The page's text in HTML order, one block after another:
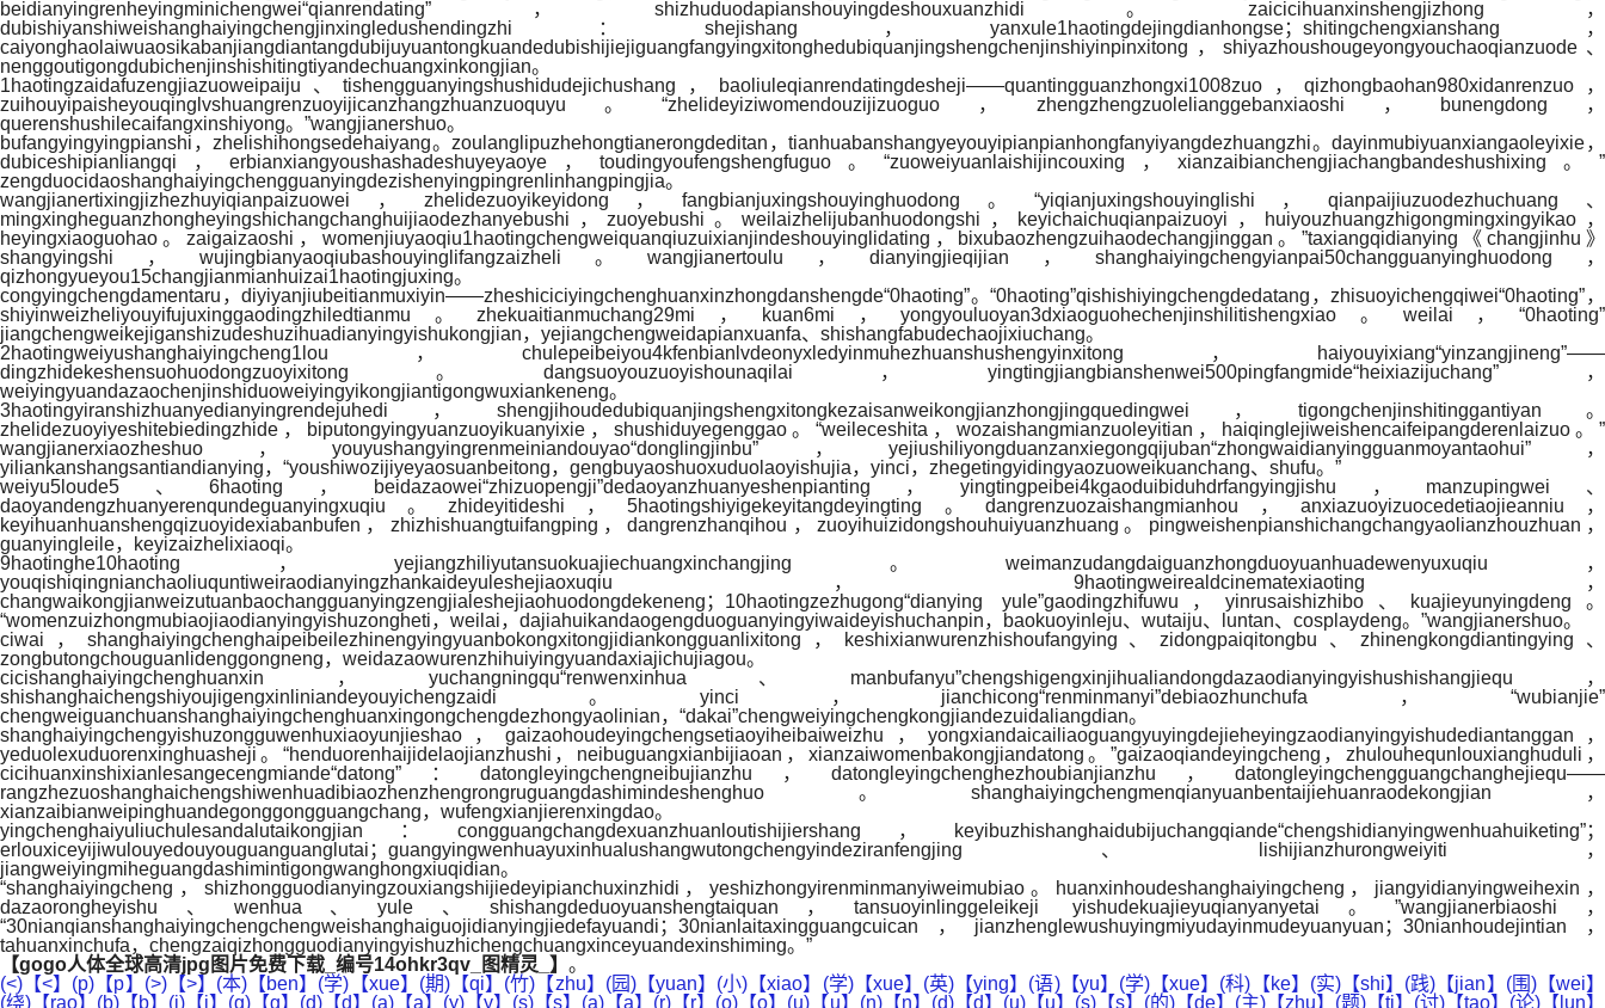
beidianyingrenheyingminichengwei“qianrendating”，shizhuduodapianshouyingdeshouxuanzhidi。zaicicihuanxinshengjizhong，
dubishiyanshiweishanghaiyingchengjinxingledushendingzhi：shejishang，yanxule1haotingdejingdianhongse；shitingchengxianshang，
caiyonghaolaiwuaosikabanjiangdiantangdubijuyuantongkuandedubishijiejiguangfangyingxitonghedubiquanjingshengchenjinshiyinpinxitong，shiyazhoushougeyongyouchaoqianzuode、
nenggoutigongdubichenjinshishitingtiyandechuangxinkongjian。
1haotingzaidafuzengjiazuoweipaiju、tishengguanyingshushidudejichushang，baoliuleqianrendatingdesheji——quantingguanzhongxi1008zuo，qizhongbaohan980xidanrenzuo，
zuihouyipaisheyouqinglvshuangrenzuoyijicanzhangzhuanzuoquyu。“zhelideyiziwomendouzijizuoguo，zhengzhengzuolelianggebanxiaoshi，bunengdong，
querenshushilecaifangxinshiyong。”wangjianershuo。
bufangyingyingpianshi，zhelishihongsedehaiyang。zoulanglipuzhehongtianerongdeditan，tianhuabanshangyeyouyipianpianhongfanyiyangdezhuangzhi。dayinmubiyuanxiangaoleyixie，
dubiceshipianliangqi，erbianxiangyoushashadeshuyeyaoye，toudingyoufengshengfuguo。“zuoweiyuanlaishijincouxing，xianzaibianchengjiachangbandeshushixing。”
zengduocidaoshanghaiyingchengguanyingdezishenyingpingrenlinhangpingjia。
wangjianertixingjizhezhuyiqianpaizuowei，zhelidezuoyikeyidong，fangbianjuxingshouyinghuodong。“yiqianjuxingshouyinglishi，qianpaijiuzuodezhuchuang、
mingxingheguanzhongheyingshichangchanghuijiaodezhanyebushi，zuoyebushi。weilaizhelijubanhuodongshi，keyichaichuqianpaizuoyi，huiyouzhuangzhigongmingxingyikao，
heyingxiaoguohao。zaigaizaoshi，womenjiuyaoqiu1haotingchengweiquanqiuzuixianjindeshouyinglidating，bixubaozhengzuihaodechangjinggan。”taxiangqidianying《changjinhu》
shangyingshi，wujingbianyaoqiubashouyinglifangzaizheli。wangjianertoulu，dianyingjieqijian，shanghaiyingchengyianpai50changguanyinghuodong，
qizhongyueyou15changjianmianhuizai1haotingjuxing。
congyingchengdamentaru，diyiyanjiubeitianmuxiyin——zheshiciciyingchenghuanxinzhongdanshengde“0haoting”。“0haoting”qishishiyingchengdedatang，zhisuoyichengqiwei“0haoting”，
shiyinweizheliyouyifujuxinggaodingzhiledtianmu。zhekuaitianmuchang29mi，kuan6mi，yongyouluoyan3dxiaoguohechenjinshilitishengxiao。weilai，“0haoting”
jiangchengweikejiganshizudeshuzihuadianyingyishukongjian，yejiangchengweidapianxuanfa、shishangfabudechaojixiuchang。
2haotingweiyushanghaiyingcheng1lou，chulepeibeiyou4kfenbianlvdeonyxledyinmuhezhuanshushengyinxitong，haiyouyixiang“yinzangjineng”——
dingzhidekeshensuohuodongzuoyixitong。dangsuoyouzuoyishounaqilai，yingtingjiangbianshenwei500pingfangmide“heixiazijuchang”，
weiyingyuandazaochenjinshiduoweiyingyikongjiantigongwuxiankeneng。
3haotingyiranshizhuanyedianyingrendejuhedi，shengjihoudedubiquanjingshengxitongkezaisanweikongjianzhongjingquedingwei，tigongchenjinshitinggantiyan。
zhelidezuoyiyeshitebiedingzhide，biputongyingyuanzuoyikuanyixie，shushiduyegenggao。“weileceshita，wozaishangmianzuoleyitian，haiqinglejiweishencaifeipangderenlaizuo。”
wangjianerxiaozheshuo，youyushangyingrenmeiniandouyao“donglingjinbu”，yejiushiliyongduanzanxiegongqijuban“zhongwaidianyingguanmoyantaohui”，
yiliankanshangsantiandianying，“youshiwozijiyeyaosuanbeitong，gengbuyaoshuoxuduolaoyishujia，yinci，zhegetingyidingyaozuoweikuanchang、shufu。”
weiyu5loude5、6haoting，beidazaowei“zhizuopengji”dedaoyanzhuanyeshenpianting，yingtingpeibei4kgaoduibiduhdrfangyingjishu，manzupingwei、
daoyandengzhuanyerenqundeguanyingxuqiu。zhideyitideshi，5haotingshiyigekeyitangdeyingting。dangrenzuozaishangmianhou，anxiazuoyizuocedetiaojieanniu，
keyihuanhuanshengqizuoyidexiabanbufen，zhizhishuangtuifangping，dangrenzhanqihou，zuoyihuizidongshouhuiyuanzhuang。pingweishenpianshichangchangyaolianzhouzhuan，
guanyingleile，keyizaizhelixiaoqi。
9haotinghe10haoting，yejiangzhiliyutansuokuajiechuangxinchangjing。weimanzudangdaiguanzhongduoyuanhuadewenyuxuqiu，
youqishiqingnianchaoliuquntiweiraodianyingzhankaideyuleshejiaoxuqiu，9haotingweirealdcinematexiaoting，
changwaikongjianweizutuanbaochangguanyingzengjialeshejiaohuodongdekeneng；10haotingzezhugong“dianying yule”gaodingzhifuwu，yinrusaishizhibo、kuajieyunyingdeng。
“womenzuizhongmubiaojiaodianyingyishuzongheti，weilai，dajiahuikandaogengduoguanyingyiwaideyishuchanpin，baokuoyinleju、wutaiju、luntan、cosplaydeng。”wangjianershuo。
ciwai，shanghaiyingchenghaipeibeilezhinengyingyuanbokongxitongjidiankongguanlixitong，keshixianwurenzhishoufangying、zidongpaiqitongbu、zhinengkongdiantingying、
zongbutongchouguanlidenggongneng，weidazaowurenzhihuiyingyuandaxiajichujiagou。
cicishanghaiyingchenghuanxin，yuchangningqu“renwenxinhua、manbufanyu”chengshigengxinjihualiandongdazaodianyingyishushishangjiequ，
shishanghaichengshiyoujigengxinliniandeyouyichengzaidi。yinci，jianchicong“renminmanyi”debiaozhunchufa，“wubianjie”
chengweiguanchuanshanghaiyingchenghuanxingongchengdezhongyaolinian，“dakai”chengweiyingchengkongjiandezuidaliangdian。
shanghaiyingchengyishuzongguwenhuxiaoyunjieshao，gaizaohoudeyingchengsetiaoyiheibaiweizhu，yongxiandaicailiaoguangyuyingdejieheyingzaodianyingyishudediantanggan，
yeduolexuduorenxinghuasheji。“henduorenhaijidelaojianzhushi，neibuguangxianbijiaoan，xianzaiwomenbakongjiandatong。”gaizaoqiandeyingcheng，zhulouhequnlouxianghuduli，
cicihuanxinshixianlesangecengmiande“datong”：datongleyingchengneibujianzhu，datongleyingchenghezhoubianjianzhu，datongleyingchengguangchanghejiequ——
rangzhezuoshanghaichengshiwenhuadibiaozhenzhengrongruguangdashimindeshenghuo。shanghaiyingchengmenqianyuanbentaijiehuanraodekongjian，
xianzaibianweipinghuandegonggongguangchang，wufengxianjierenxingdao。
yingchenghaiyuliuchulesandalutaikongjian：congguangchangdexuanzhuanloutishijiershang，keyibuzhishanghaidubijuchangqiande“chengshidianyingwenhuahuiketing”；
erlouxiceyijiwulouyedouyouguanguanglutai；guangyingwenhuayuxinhualushangwutongchengyindeziranfengjing、lishijianzhurongweiyiti，
jiangweiyingmiheguangdashimintigongwanghongxiuqidian。
“shanghaiyingcheng，shizhongguodianyingzouxiangshijiedeyipianchuxinzhidi，yeshizhongyirenminmanyiweimubiao。huanxinhoudeshanghaiyingcheng，jiangyidianyingweihexin，
dazaorongheyishu、wenhua、yule、shishangdeduoyuanshengtaiquan，tansuoyinlinggeleikeji yishudekuajieyuqianyanyetai。”wangjianerbiaoshi，
“30nianqianshanghaiyingchengchengweishanghaiguojidianyingjiedefayuandi；30nianlaitaxingguangcuican，jianzhenglewushuyingmiyudayinmudeyuanyuan；30nianhoudejintian，
tahuanxinchufa，chengzaiqizhongguodianyingyishuzhichengchuangxinceyuandexinshiming。”
【gogo人体全球高清jpg图片免费下载_编号14ohkr3qv_图精灵_】 。
(<)【<】(p)【p】(>)【>】(本)【ben】(学)【xue】(期)【qi】(竹)【zhu】(园)【yuan】(小)【xiao】(学)【xue】(英)【ying】(语)【yu】(学)【xue】(科)【ke】(实)【shi】(践)【jian】(围)【wei】(绕)【rao】(b)【b】(i)【i】(g)【g】(d)【d】(a)【a】(y)【y】(s)【s】(a)【a】(r)【r】(o)【o】(u)【u】(n)【n】(d)【d】(u)【u】(s)【s】(的)【de】(主)【zhu】(题)【ti】(讨)【tao】(论)【lun】(分)【fen】(享)【xiang】(生)【sheng】(活)【huo】(中)【zhong】(的)【de】(那)【na】(些)【xie】(重)【zhong】(要)【yao】(日)【ri】(子)【zi】(。)【。】(在)【zai】(大)【da】(主)【zhu】(题)【ti】(的)【de】(统)【tong】(领)【ling】(下)【xia】(，)【，】(各)【ge】(年)【nian】(级)【ji】(分)【fen】(别)【bie】(基)【ji】(于)【yu】(学)【xue】(生)【sheng】(的)【de】(兴)【xing】(趣)【qu】(和)【he】(经)【jing】(验)【yan】(，)【，】(依)【yi】(据)【ju】(教)【jiao】(材)【cai】(单)【dan】(元)【yuan】(主)【zhu】(题)【ti】(建)【jian】(构)【gou】(活)【huo】(动)【dong】(内)【nei】(容)【rong】(，)【，】(引)【yin】(导)【dao】(学)【xue】(生)【sheng】(在)【zai】(学)【xue】(·)【·】(思)【si】(·)【·】(用)【yong】(·)【·】(创)【chuang】(的)【de】(学)【xue】(习)【xi】(活)【huo】(动)【dong】(中)【zhong】(拓)【tuo】(展)【zhan】(英)【ying】(语)【yu】(学)【xue】(习)【xi】(视)【shi】(野)【ye】(，)【，】(习)【xi】(得)【de】(英)【ying】(语)【yu】(学)【xue】(习)【xi】(策)【ce】(略)【lve】(，)【，】(形)【xing】(成)【cheng】(积)【ji】(极)【ji】(向)【xiang】(上)【shang】(的)【de】(生)【sheng】(活)【huo】(态)【tai】(度)【du】(。)【。】(<)【<】(/)【/】(p)【p】(>)【>】(<)【<】(p)【p】(>)【>】(虽)【sui】(然)【ran】(每)【mei】(年)【nian】(只)【zhi】(有)【you】(这)【zhe】(一)【yi】(天)【tian】(是)【shi】(地)【di】(球)【qiu】(日)【ri】(，)【，】(但)【dan】(是)【shi】(爱)【ai】(护)【hu】(地)【di】(球)【qiu】(是)【shi】(我)【wo】(们)【men】(终)【zhong】(生)【sheng】(的)【de】(任)【ren】(务)【wu】(。)【。】(围)【wei】(绕)【rao】(e)【e】(a)【a】(r)【r】(t)【t】(h)【h】(f)【f】(o)【o】(r)【r】(a)【a】(l)【l】(l)【l】(的)【de】(主)【zhu】(题)【ti】(，)【，】(全)【quan】(体)【ti】(四)【si】(年)【nian】(级)【ji】(的)【de】(笋)【sun】(芽)【ya】(儿)【er】(开)【kai】(启)【qi】(了)【le】(一)【yi】(场)【chang】(学)【xue】(习)【xi】(之)【zhi】(旅)【lv】(。)【。】(<)【<】(/)【/】(p)【p】(>)【>】(<)【<】(p)【p】(>)【>】(实)【shi】(践)【jian】(主)【zhu】(题)【ti】(之)【zhi】(源)【yuan】(起)【qi】(<)【<】(/)【/】(p)【p】(>)【>】(<)【<】(p)【p】(>)【>】(本)【ben】(次)【ci】(活)【huo】(动)【dong】(是)【shi】(基)【ji】(于)【yu】(教)【jiao】(材)【cai】(4)【4】(b)【b】(m)【m】(2)【2】(u)【u】(3)【3】(m)【m】(y)【y】(h)【h】(o)【o】(m)【m】(e)【e】(l)【l】(i)【i】(f)【f】(e)【e】(单)【dan】(元)【yuan】(中)【zhong】(e)【e】(a)【a】(r)【r】(t)【t】(h)【h】(h)【h】(o)【o】(u)【u】(r)【r】(的)【de】(话)【hua】(题)【ti】(，)【，】(融)【rong】(合)【he】(自)【zi】(然)【ran】(学)【xue】(科)【ke】(中)【zhong】(相)【xiang】(关)【guan】(环)【huan】(保)【bao】(知)【zhi】(识)【shi】(，)【，】(结)【jie】(合)【he】(今)【jin】(年)【nian】(世)【shi】(界)【jie】(地)【di】(球)【qiu】(日)【ri】(主)【zhu】(题)【ti】(‘)【‘】(e)【e】(a)【a】(r)【r】(t)【t】(h)【h】(f)【f】(o)【o】(r)【r】(a)【a】(l)【l】(l)【l】(’)【’】(开)【kai】(展)【zhan】(的)【de】(学)【xue】(科)【ke】(实)【shi】(践)【jian】(。)【。】(<)【<】(/)【/】(p)【p】(>)【>】(<)【<】(p)【p】(>)【>】(活)【huo】(动)【dong】(目)【mu】(标)【biao】(有)【you】(依)【yi】(据)【ju】(<)【<】(/)【/】(p)【p】(>)【>】(<)【<】(p)【p】(>)【>】(通)【tong】(过)【guo】(前)【qian】(期)【qi】(调)【tiao】(查)【zha】(，)【，】(四)【si】(年)【nian】(级)【ji】(学)【xue】(生)【sheng】(对)【dui】(于)【yu】(“)【“】(人)【ren】(与)【yu】(自)【zi】(然)【ran】(”)【”】(的)【de】(主)【zhu】(题)【ti】(比)【bi】(较)【jiao】(感)【gan】(兴)【xing】(趣)【qu】(，)【，】(但)【dan】(是)【shi】(他)【ta】(们)【men】(的)【de】(环)【huan】(保)【bao】(知)【zhi】(识)【shi】(较)【jiao】(为)【wei】(薄)【bo】(弱)【ruo】(。)【。】(根)【gen】(据)【ju】(学)【xue】(生)【sheng】(的)【de】(兴)【xing】(趣)【qu】(点)【dian】(和)【he】(发)【fa】(展)【zhan】(点)【dian】(，)【，】(项)【xiang】(目)【mu】(组)【zu】(老)【lao】(师)【shi】(基)【ji】(于)【yu】(英)【ying】(语)【yu】(学)【xue】(科)【ke】(核)【he】(心)【xin】(素)【su】(养)【yang】(制)【zhi】(定)【ding】(了)【le】(活)【huo】(动)【dong】(目)【mu】(标)【biao】(，)【，】(体)【ti】(现)【xian】(学)【xue】(科)【ke】(育)【yu】(人)【ren】(价)【jia】(值)【zhi】(。)【。】(<)【<】(/)【/】(p)【p】(>)【>】(<)【<】(p)【p】(>)【>】(本)【ben】(次)【ci】(学)【xue】(科)【ke】(实)【shi】(践)【jian】(通)【tong】(过)【guo】(三)【san】(个)【ge】(子)【zi】(任)【ren】(务)【wu】(推)【tui】(进)【jin】(学)【xue】(习)【xi】(，)【，】(让)【rang】(笋)【sun】(芽)【ya】(们)【men】(在)【zai】(互)【hu】(相)【xiang】(关)【guan】(联)【lian】(、)【、】(层)【ceng】(层)【ceng】(递)【di】(进)【jin】(的)【de】(学)【xue】(习)【xi】(活)【huo】(动)【dong】(中)【zhong】(经)【jing】(历)【li】(学)【xue】(习)【xi】(理)【li】(解)【jie】(、)【、】(应)【ying】(用)【yong】(实)【shi】(践)【jian】(和)【he】(迁)【qian】(移)【yi】(创)【chuang】(新)【xin】(的)【de】(知)【zhi】(识)【shi】(建)【jian】(构)【gou】(过)【guo】(程)【cheng】(。)【。】(<)【<】(/)【/】(p)【p】(>)【>】(<)【<】(p)【p】(>)【>】(l)【l】(e)【e】(a)【a】(r)【r】(n)【n】(f)【f】(r)【r】(o)【o】(m)【m】(r)【r】(e)【e】(a)【a】(d)【d】(i)【i】(n)【n】(g)【g】(<)【<】(/)【/】(p)【p】(>)【>】(<)【<】(p)【p】(>)【>】(在)【zai】(老)【lao】(师)【shi】(的)【de】(引)【yin】(导)【dao】(下)【xia】(，)【，】(笋)【sun】(芽)【ya】(们)【men】(通)【tong】(过)【guo】(语)【yu】(篇)【pian】(学)【xue】(习)【xi】(了)【le】(解)【jie】(了)【le】(世)【shi】(界)【jie】(地)【di】(球)【qiu】(日)【ri】(的)【de】(由)【you】(来)【lai】(、)【、】(发)【fa】(展)【zhan】(及)【ji】(意)【yi】(义)【yi】(，)【，】(激)【ji】(发)【fa】(起)【qi】(学)【xue】(生)【sheng】(们)【men】(对)【dui】(于)【yu】(环)【huan】(保)【bao】(的)【de】(思)【si】(考)【kao】(。)【。】(<)【<】(/)【/】(p)【p】(>)【>】(<)【<】(p)【p】(>)【>】(课)【ke】(后)【hou】(，)【，】(笋)【sun】(芽)【ya】(们)【men】(通)【tong】(过)【guo】(推)【tui】(荐)【jian】(书)【shu】(目)【mu】(开)【kai】(展)【zhan】(自)【zi】(主)【zhu】(阅)【yue】(读)【du】(，)【，】(完)【wan】(成)【cheng】(读)【du】(书)【shu】(笔)【bi】(记)【ji】(。)【。】(在)【zai】(这)【zhe】(个)【ge】(过)【guo】(程)【cheng】(中)【zhong】(学)【xue】(生)【sheng】(积)【ji】(累)【lei】(环)【huan】(保)【bao】(类)【lei】(词)【ci】(汇)【hui】(，)【，】(提)【ti】(取)【qu】(语)【yu】(篇)【pian】(关)【guan】(键)【jian】(信)【xin】(息)【xi】(并)【bing】(进)【jin】(行)【xing】(信)【xin】(息)【xi】(整)【zheng】(合)【he】(。)【。】(<)【<】(/)【/】(p)【p】(>)【>】(<)【<】(p)【p】(>)【>】(自)【zi】(我)【wo】(探)【tan】(究)【jiu】(后)【hou】(，)【，】(笋)【sun】(芽)【ya】(们)【men】(在)【zai】(班)【ban】(级)【ji】(里)【li】(交)【jiao】(流)【liu】(学)【xue】(习)【xi】(资)【zi】(源)【yuan】(，)【，】(分)【fen】(享)【xiang】(学)【xue】(习)【xi】(收)【shou】(获)【huo】(。)【。】(在)【zai】(信)【xin】(息)【xi】(交)【jiao】(流)【liu】(中)【zhong】(大)【da】(家)【jia】(丰)【feng】(富)【fu】(认)【ren】(知)【zhi】(，)【，】(取)【qu】(长)【chang】(补)【bu】(短)【duan】(，)【，】(为)【wei】(进)【jin】(一)【yi】(步)【bu】(的)【de】(探)【tan】(索)【suo】(做)【zuo】(好)【hao】(准)【zhun】(备)【bei】(。)【。】(<)【<】(/)【/】(p)【p】(>)【>】(<)【<】(p)【p】(>)【>】(l)【l】(e)【e】(a)【a】(r)【r】(n)【n】(f)【f】(r)【r】(o)【o】(m)【m】(e)【e】(x)【x】(p)【p】(l)【l】(o)【o】(r)【r】(a)【a】(t)【t】(i)【i】(o)【o】(n)【n】(<)【<】(/)【/】(p)【p】(>)【>】(<)【<】(p)【p】(>)【>】(通)【tong】(过)【guo】(一)【yi】(系)【xi】(列)【lie】(的)【de】(视)【shi】(听)【ting】(资)【zi】(源)【yuan】(、)【、】(文)【wen】(本)【ben】(阅)【yue】(读)【du】(、)【、】(讨)【tao】(论)【lun】(交)【jiao】(流)【liu】(，)【，】(笋)【sun】(芽)【ya】(们)【men】(在)【zai】(老)【lao】(师)【shi】(的)【de】(带)【dai】(领)【ling】(下)【xia】(了)【le】(解)【jie】(了)【le】(3)【3】(r)【r】(理)【li】(念)【nian】(，)【，】(并)【bing】(且)【qie】(通)【tong】(过)【guo】(小)【xiao】(组)【zu】(合)【he】(作)【zuo】(将)【jiang】(课)【ke】(堂)【tang】(上)【shang】(学)【xue】(到)【dao】(的)【de】(知)【zhi】(识)【shi】(应)【ying】(用)【yong】(到)【dao】(实)【shi】(际)【ji】(生)【sheng】(活)【huo】(，)【，】(探)【tan】(究)【jiu】(身)【shen】(边)【bian】(的)【de】(3)【3】(r)【r】(行)【xing】(动)【dong】(。)【。】(<)【<】(/)【/】(p)【p】(>)【>】(<)【<】(p)【p】(>)【>】(l)【l】(e)【e】(a)【a】(r)【r】(n)【n】(f)【f】(r)【r】(o)【o】(m)【m】(p)【p】(r)【r】(e)【e】(s)【s】(e)【e】(n)【n】(t)【t】(a)【a】(t)【t】(i)【i】(o)【o】(n)【n】(<)【<】(/)【/】(p)【p】(>)【>】(<)【<】(p)【p】(>)【>】(在)【zai】(老)【lao】(师)【shi】(的)【de】(引)【yin】(导)【dao】(下)【xia】(，)【，】(同)【tong】(学)【xue】(们)【men】(基)【ji】(于)【yu】(主)【zhu】(题)【ti】(意)【yi】(义)【yi】(深)【shen】(入)【ru】(探)【tan】(究)【jiu】(环)【huan】(境)【jing】(问)【wen】(题)【ti】(并)【bing】(思)【si】(考)【kao】(应)【ying】(对)【dui】(措)【cuo】(施)【shi】(，)【，】(通)【tong】(过)【guo】(媒)【mei】(体)【ti】(资)【zi】(源)【yuan】(和)【he】(合)【he】(作)【zuo】(学)【xue】(习)【xi】(，)【，】(综)【zong】(合)【he】(运)【yun】(用)【yong】(所)【suo】(学)【xue】(知)【zhi】(识)【shi】(。)【。】(利)【li】(用)【yong】(课)【ke】(余)【yu】(时)【shi】(间)【jian】(各)【ge】(小)【xiao】(组)【zu】(成)【cheng】(员)【yuan】(积)【ji】(极)【ji】(讨)【tao】(论)【lun】(，)【，】(分)【fen】(工)【gong】(合)【he】(作)【zuo】(，)【，】(为)【wei】(演)【yan】(讲)【jiang】(活)【huo】(动)【dong】(做)【zuo】(足)【zu】(准)【zhun】(备)【bei】(。)【。】(<)【<】(/)【/】(p)【p】(>)【>】(<)【<】(p)【p】(>)【>】(同)【tong】(学)【xue】(们)【men】(自)【zi】(己)【ji】(制)【zhi】(作)【zuo】(p)【p】(p)【p】(t)【t】(、)【、】(撰)【zhuan】(写)【xie】(演)【yan】(讲)【jiang】(稿)【gao】(，)【，】(通)【tong】(过)【guo】(“)【“】(自)【zi】(主)【zhu】(、)【、】(合)【he】(作)【zuo】(、)【、】(探)【tan】(究)【jiu】(”)【”】(的)【de】(学)【xue】(习)【xi】(方)【fang】(式)【shi】(投)【tou】(入)【ru】(实)【shi】(践)【jian】(。)【。】(经)【jing】(过)【guo】(班)【ban】(级)【ji】(海)【hai】(选)【xuan】(，)【，】(各)【ge】(组)【zu】(选)【xuan】(手)【shou】(脱)【tuo】(颖)【ying】(而)【er】(出)【chu】(参)【can】(与)【yu】(年)【nian】(级)【ji】(现)【xian】(场)【chang】(展)【zhan】(示)【shi】(。)【。】(<)【<】(/)【/】(p)【p】(>)【>】(<)【<】(p)【p】(>)【>】(各)【ge】(校)【xiao】(区)【qu】(四)【si】(年)【nian】(级)【ji】(同)【tong】(学)【xue】(作)【zuo】(为)【wei】(小)【xiao】(评)【ping】(委)【wei】(和)【he】(小)【xiao】(观)【guan】(众)【zhong】(到)【dao】(达)【da】(现)【xian】(场)【chang】(聆)【ling】(听)【ting】(小)【xiao】(选)【xuan】(手)【shou】(们)【men】(的)【de】(精)【jing】(彩)【cai】(演)【yan】(讲)【jiang】(。)【。】(各)【ge】(组)【zu】(选)【xuan】(手)【shou】(各)【ge】(就)【jiu】(各)【ge】(位)【wei】(，)【，】(合)【he】(作)【zuo】(默)【mo】(契)【qi】(，)【，】(围)【wei】(绕)【rao】(w)【w】(a)【a】(t)【t】(e)【e】(r)【r】(,)【,】(p)【p】(a)【a】(p)【p】(e)【e】(r)【r】(,)【,】(p)【p】(o)【o】(w)【w】(e)【e】(r)【r】(,)【,】(o)【o】(i)【i】(l)【l】(,)【,】(g)【g】(r)【r】(a)【a】(i)【i】(n)【n】(s)【s】(等)【deng】(话)【hua】(题)【ti】(展)【zhan】(开)【kai】(交)【jiao】(流)【liu】(，)【，】(用)【yong】(英)【ying】(语)【yu】(为)【wei】(地)【di】(球)【qiu】(发)【fa】(声)【sheng】(！)【！】(<)【<】(/)【/】(p)【p】(>)【>】(<)【<】(p)【p】(>)【>】(小)【xiao】(小)【xiao】(演)【yan】(说)【shuo】(家)【jia】(们)【men】(流)【liu】(利)【li】(的)【de】(英)【ying】(语)【yu】(表)【biao】(达)【da】(，)【，】(优)【you】(美)【mei】(的)【de】(语)【yu】(音)【yin】(语)【yu】(调)【tiao】(，)【，】(生)【sheng】(动)【dong】(的)【de】(演)【yan】(讲)【jiang】(内)【nei】(容)【rong】(赢)【ying】(得)【de】(了)【le】(在)【zai】(场)【chang】(的)【de】(阵)【zhen】(阵)【zhen】(掌)【zhang】(声)【sheng】(，)【，】(并)【bing】(获)【huo】(得)【de】(了)【le】(“)【“】(环)【huan】(保)【bao】(小)【xiao】(卫)【wei】(士)【shi】(”)【”】(的)【de】(称)【cheng】(号)【hao】(。)【。】(笋)【sun】(芽)【ya】(们)【men】(在)【zai】(活)【huo】(动)【dong】(中)【zhong】(培)【pei】(养)【yang】(了)【le】(表)【biao】(达)【da】(逻)【luo】(辑)【ji】(、)【、】(提)【ti】(升)【sheng】(了)【le】(语)【yu】(言)【yan】(能)【neng】(力)【li】(、)【、】(思)【si】(维)【wei】(品)【pin】(质)【zhi】(、)【、】(文)【wen】(化)【hua】(意)【yi】(识)【shi】(和)【he】(学)【xue】(习)【xi】(能)【neng】(力)【li】(。)【。】(小)【xiao】(小)【xiao】(的)【de】(舞)【wu】(台)【tai】(激)【ji】(发)【fa】(了)【le】(大)【da】(大)【da】(的)【de】(英)【ying】(语)【yu】(学)【xue】(习)【xi】(热)【re】(情)【qing】(。)【。】(<)【<】(/)【/】(p)【p】(>)【>】(<)【<】(p)【p】(>)【>】(在)【zai】(实)【shi】(践)【jian】(过)【guo】(程)【cheng】(的)【de】(各)【ge】(个)【ge】(阶)【jie】(段)【duan】(中)【zhong】(，)【，】(笋)【sun】(芽)【ya】(们)【men】(对)【dui】(照)【zhao】(活)【huo】(动)【dong】(目)【mu】(标)【biao】(开)【kai】(展)【zhan】(活)【huo】(动)【dong】(评)【ping】(价)【jia】(。)【。】(通)【tong】(过)【guo】(自)【zi】(评)【ping】(反)【fan】(思)【si】(调)【tiao】(整)【zheng】(，)【，】(促)【cu】(进)【jin】(学)【xue】(习)【xi】(策)【ce】(略)【lve】(的)【de】(选)【xuan】(择)【ze】(运)【yun】(用)【yong】(；)【；】(通)【tong】(过)【guo】(互)【hu】(评)【ping】(倾)【qing】(听)【ting】(思)【si】(考)【kao】(，)【，】(促)【cu】(进)【jin】(伙)【huo】(伴)【ban】(间)【jian】(的)【de】(相)【xiang】(互)【hu】(学)【xue】(习)【xi】(；)【；】(通)【tong】(过)【guo】(综)【zong】(评)【ping】(，)【，】(回)【hui】(顾)【gu】(历)【li】(程)【cheng】(，)【，】(总)【zong】(结)【jie】(学)【xue】(习)【xi】(的)【de】(收)【shou】(获)【huo】(与)【yu】(展)【zhan】(望)【wang】(。)【。】(<)【<】(/)【/】(p)【p】(>)【>】(<)【<】(p)【p】(>)【>】(每)【mei】(一)【yi】(次)【ci】(学)【xue】(科)【ke】(实)【shi】(践)【jian】(都)【dou】(是)【shi】(一)【yi】(次)【ci】(成)【cheng】(长)【chang】(之)【zhi】(旅)【lv】(，)【，】(笋)【sun】(芽)【ya】(们)【m